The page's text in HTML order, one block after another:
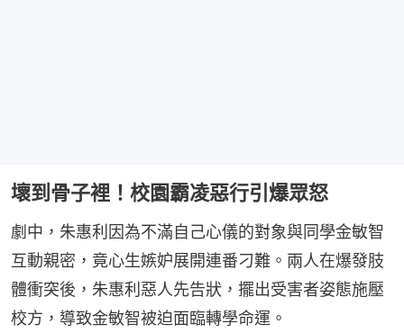
壞到骨子裡！校園霸凌惡行引爆眾怒
劇中，朱惠利因為不滿自己心儀的對象與同學金敏智
互動親密，竟心生嫉妒展開連番刁難。兩人在爆發肢
體衝突後，朱惠利惡人先告狀，擺出受害者姿態施壓
校方，導致金敏智被迫面臨轉學命運。